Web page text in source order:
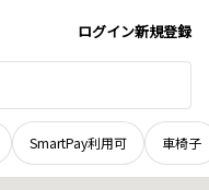
ログイン新規登録
SmartPay利用可 車椅子